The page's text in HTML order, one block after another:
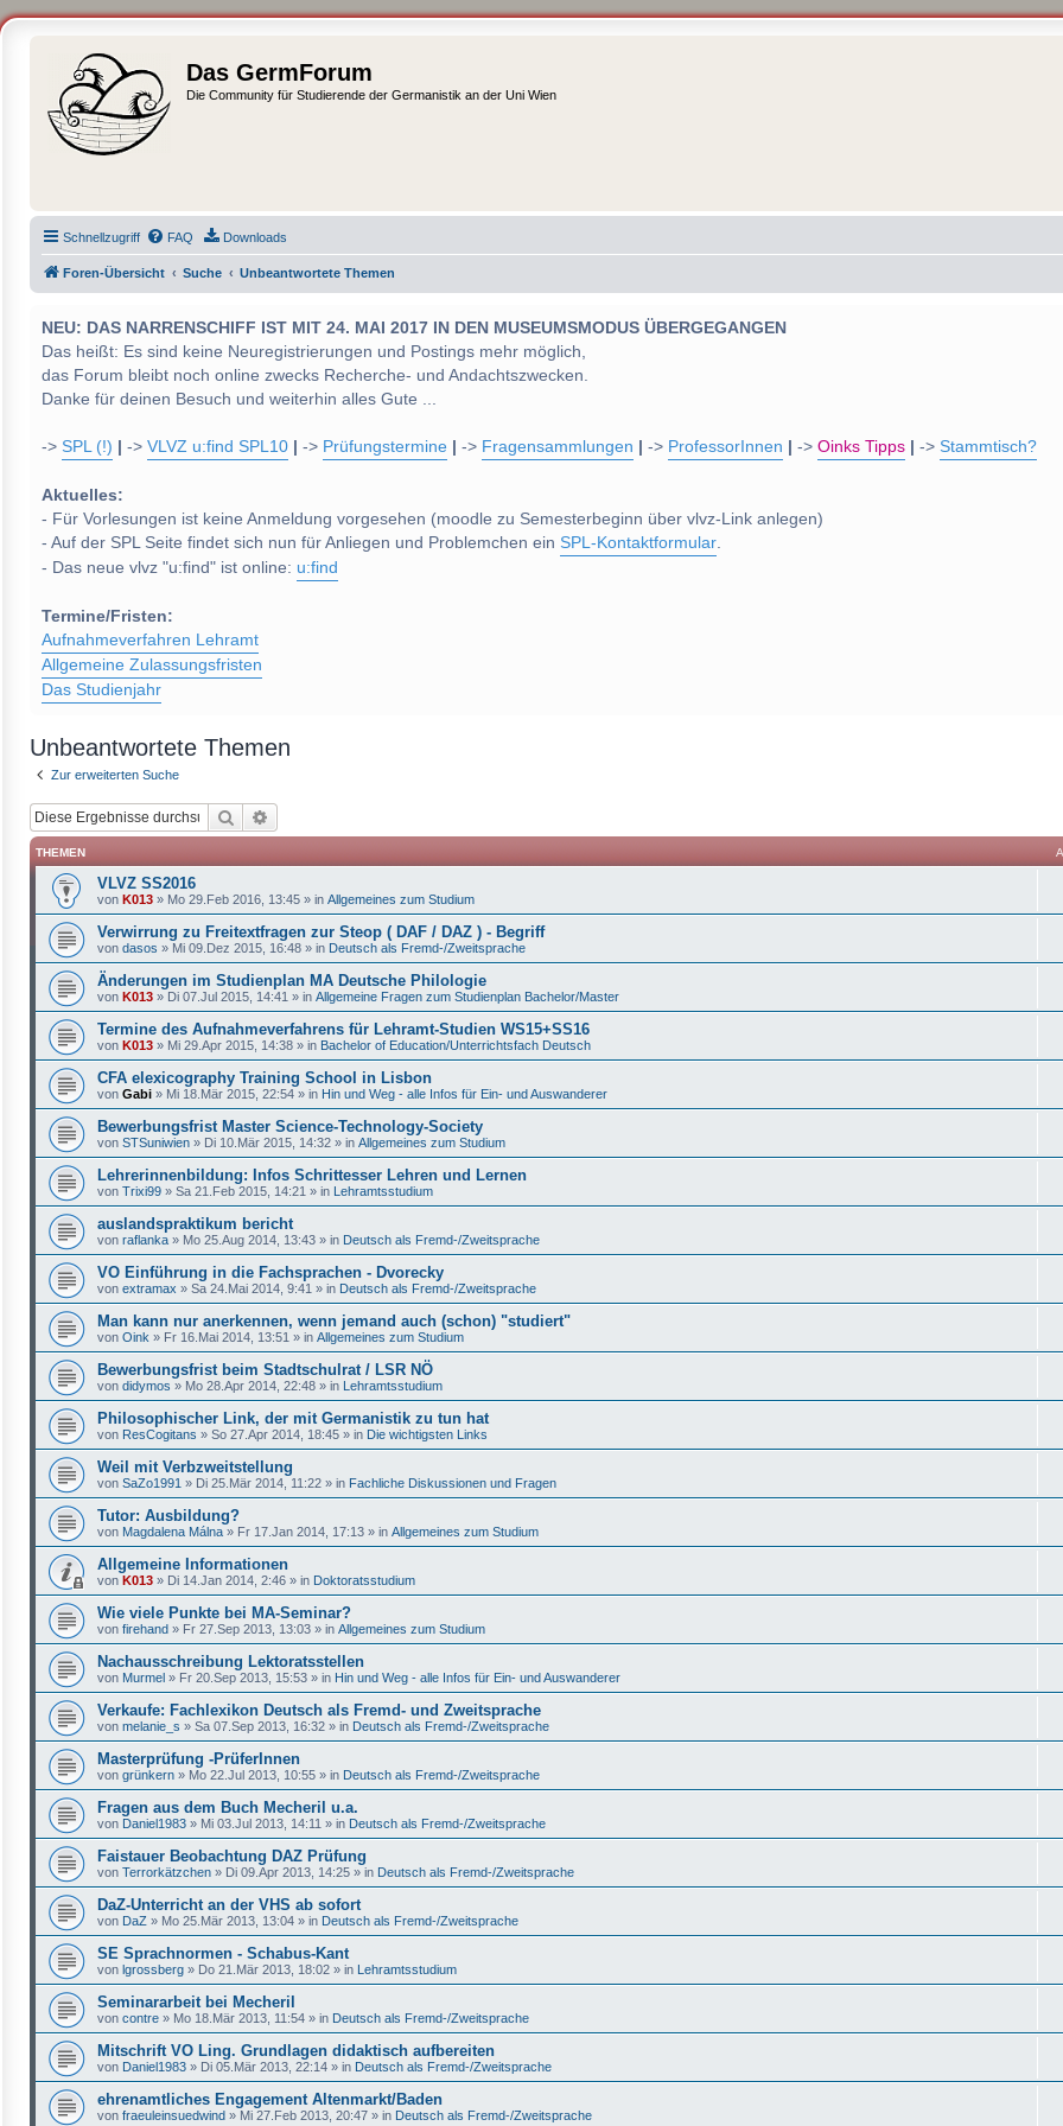
Das GermForum
Die Community für Studierende der Germanistik an der Uni Wien
Schnellzugriff FAQ Downloads
Foren-Übersicht Suche Unbeantwortete Themen
NEU: DAS NARRENSCHIFF IST MIT 24. MAI 2017 IN DEN MUSEUMSMODUS ÜBERGEGANGEN
Das heißt: Es sind keine Neuregistrierungen und Postings mehr möglich,
das Forum bleibt noch online zwecks Recherche- und Andachtszwecken.
Danke für deinen Besuch und weiterhin alles Gute ...
-> SPL (!) -> VLVZ u:find SPL10 -> Prüfungstermine -> Fragensammlungen -> ProfessorInnen -> Oinks Tipps -> Stammtisch?
Aktuelles:
- Für Vorlesungen ist keine Anmeldung vorgesehen (moodle zu Semesterbeginn über vlvz-Link anlegen)
- Auf der SPL Seite findet sich nun für Anliegen und Problemchen ein SPL-Kontaktformular.
- Das neue vlvz "u:find" ist online: u:find
Termine/Fristen:
Aufnahmeverfahren Lehramt
Allgemeine Zulassungsfristen
Das Studienjahr
Unbeantwortete Themen
Zur erweiterten Suche
Suche
THEMEN
VLVZ SS2016
von K013 » Mo 29.Feb 2016, 13:45 » in Allgemeines zum Studium
Verwirrung zu Freitextfragen zur Steop ( DAF / DAZ ) - Begriff
von dasos » Mi 09.Dez 2015, 16:48 » in Deutsch als Fremd-/Zweitsprache
Änderungen im Studienplan MA Deutsche Philologie
von K013 » Di 07.Jul 2015, 14:41 » in Allgemeine Fragen zum Studienplan Bachelor/Master
Termine des Aufnahmeverfahrens für Lehramt-Studien WS15+SS16
von K013 » Mi 29.Apr 2015, 14:38 » in Bachelor of Education/Unterrichtsfach Deutsch
CFA elexicography Training School in Lisbon
von Gabi » Mi 18.Mär 2015, 22:54 » in Hin und Weg - alle Infos für Ein- und Auswanderer
Bewerbungsfrist Master Science-Technology-Society
von STSuniwien » Di 10.Mär 2015, 14:32 » in Allgemeines zum Studium
Lehrerinnenbildung: Infos Schrittesser Lehren und Lernen
von Trixi99 » Sa 21.Feb 2015, 14:21 » in Lehramtsstudium
auslandspraktikum bericht
von raflanka » Mo 25.Aug 2014, 13:43 » in Deutsch als Fremd-/Zweitsprache
VO Einführung in die Fachsprachen - Dvorecky
von extramax » Sa 24.Mai 2014, 9:41 » in Deutsch als Fremd-/Zweitsprache
Man kann nur anerkennen, wenn jemand auch (schon) "studiert"
von Oink » Fr 16.Mai 2014, 13:51 » in Allgemeines zum Studium
Bewerbungsfrist beim Stadtschulrat / LSR NÖ
von didymos » Mo 28.Apr 2014, 22:48 » in Lehramtsstudium
Philosophischer Link, der mit Germanistik zu tun hat
von ResCogitans » So 27.Apr 2014, 18:45 » in Die wichtigsten Links
Weil mit Verbzweitstellung
von SaZo1991 » Di 25.Mär 2014, 11:22 » in Fachliche Diskussionen und Fragen
Tutor: Ausbildung?
von Magdalena Málna » Fr 17.Jan 2014, 17:13 » in Allgemeines zum Studium
Allgemeine Informationen
von K013 » Di 14.Jan 2014, 2:46 » in Doktoratsstudium
Wie viele Punkte bei MA-Seminar?
von firehand » Fr 27.Sep 2013, 13:03 » in Allgemeines zum Studium
Nachausschreibung Lektoratsstellen
von Murmel » Fr 20.Sep 2013, 15:53 » in Hin und Weg - alle Infos für Ein- und Auswanderer
Verkaufe: Fachlexikon Deutsch als Fremd- und Zweitsprache
von melanie_s » Sa 07.Sep 2013, 16:32 » in Deutsch als Fremd-/Zweitsprache
Masterprüfung -PrüferInnen
von grünkern » Mo 22.Jul 2013, 10:55 » in Deutsch als Fremd-/Zweitsprache
Fragen aus dem Buch Mecheril u.a.
von Daniel1983 » Mi 03.Jul 2013, 14:11 » in Deutsch als Fremd-/Zweitsprache
Faistauer Beobachtung DAZ Prüfung
von Terrorkätzchen » Di 09.Apr 2013, 14:25 » in Deutsch als Fremd-/Zweitsprache
DaZ-Unterricht an der VHS ab sofort
von DaZ » Mo 25.Mär 2013, 13:04 » in Deutsch als Fremd-/Zweitsprache
SE Sprachnormen - Schabus-Kant
von lgrossberg » Do 21.Mär 2013, 18:02 » in Lehramtsstudium
Seminararbeit bei Mecheril
von contre » Mo 18.Mär 2013, 11:54 » in Deutsch als Fremd-/Zweitsprache
Mitschrift VO Ling. Grundlagen didaktisch aufbereiten
von Daniel1983 » Di 05.Mär 2013, 22:14 » in Deutsch als Fremd-/Zweitsprache
ehrenamtliches Engagement Altenmarkt/Baden
von fraeuleinsuedwind » Mi 27.Feb 2013, 20:47 » in Deutsch als Fremd-/Zweitsprache